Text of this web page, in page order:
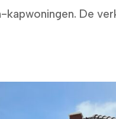
De